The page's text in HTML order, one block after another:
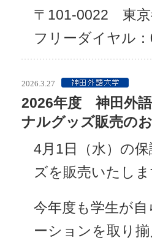
〒101-0022 東京
フリーダイヤル
2026.3.27
2026年度 神田外
ナルグッズ販売の
4月1日（水）の
ズを販売いたしま
今年度も学生が
ーションを取り